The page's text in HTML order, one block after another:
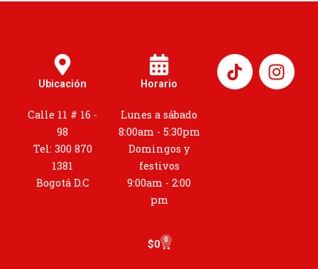
Ubicación
Calle 11 # 16 -
98
Tel: 300 870
1381
Bogotá D.C
Horario
Lunes a sábado
8:00am - 5:30pm
Domingos y
festivos
9:00am - 2:00
pm
I
n
s
$0 0
Cart